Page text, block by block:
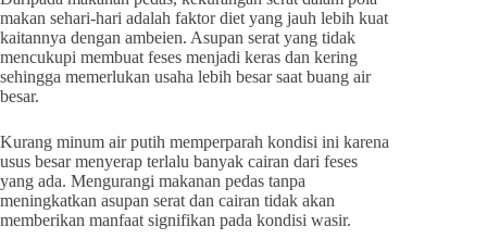
makan sehari-hari adalah faktor diet yang jauh lebih kuat
kaitannya dengan ambeien. Asupan serat yang tidak
mencukupi membuat feses menjadi keras dan kering
sehingga memerlukan usaha lebih besar saat buang air
besar.
Kurang minum air putih memperparah kondisi ini karena
usus besar menyerap terlalu banyak cairan dari feses
yang ada. Mengurangi makanan pedas tanpa
meningkatkan asupan serat dan cairan tidak akan
memberikan manfaat signifikan pada kondisi wasir.